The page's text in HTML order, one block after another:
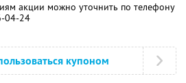
акции можно уточнить по телефону
04-24
купоном